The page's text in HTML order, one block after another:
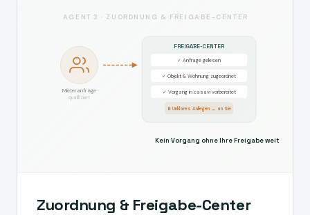
AGENT 3 · ZUORDNUNG & FREIGABE-CENTER
Mieteranfrage
qualifiziert
FREIGABE-CENTER
✓ Anfrage gelesen
✓ Objekt & Wohnung zugeordnet
✓ Vorgang in casavi vorbereitet
⏸ Unklares Anliegen → an Sie
Kein Vorgang ohne Ihre Freigabe
Zuordnung & Freigabe-Center